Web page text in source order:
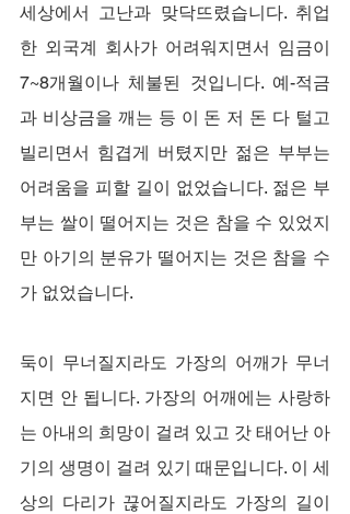
세상에서 고난과 맞닥뜨렸습니다. 취업
한 외국계 회사가 어려워지면서 임금이
7~8개월이나 체불된 것입니다. 예-적금
과 비상금을 깨는 등 이 돈 저 돈 다 털고
빌리면서 힘겹게 버텼지만 젊은 부부는
어려움을 피할 길이 없었습니다. 젊은 부
부는 쌀이 떨어지는 것은 참을 수 있었지
만 아기의 분유가 떨어지는 것은 참을 수
가 없었습니다.
둑이 무너질지라도 가장의 어깨가 무너
지면 안 됩니다. 가장의 어깨에는 사랑하
는 아내의 희망이 걸려 있고 갓 태어난 아
기의 생명이 걸려 있기 때문입니다. 이 세
상의 다리가 끊어질지라도 가장의 길이